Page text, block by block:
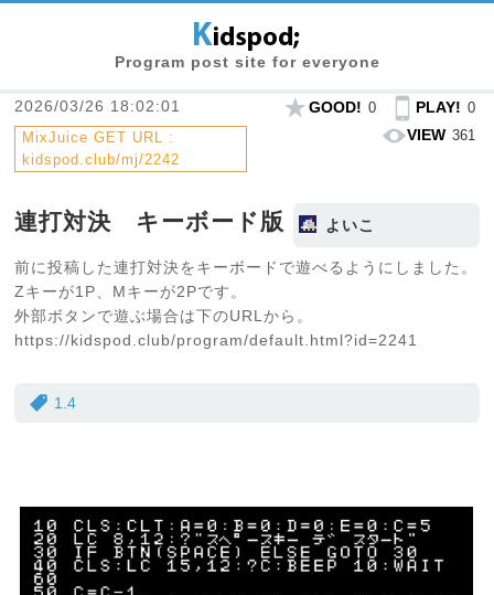
Program post site for everyone
2026/03/26 18:02:01
MixJuice GET URL :
kidspod.club/mj/2242
GOOD! 0 PLAY! 0
VIEW 361
よいこ
連打対決 キーボード版
前に投稿した連打対決をキーボードで遊べるようにしました。
Zキーが1P、Mキーが2Pです。
外部ボタンで遊ぶ場合は下のURLから。
https://kidspod.club/program/default.html?id=2241
1.4